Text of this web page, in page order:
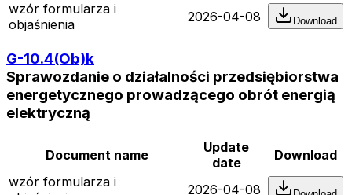
wzór formularza i
objaśnienia
2026-04-08 Download
G-10.4(Ob)k
Sprawozdanie o działalności przedsiębiorstwa
energetycznego prowadzącego obrót energią
elektryczną
Document name
Update
date
Download
wzór formularza i
2026-04-08